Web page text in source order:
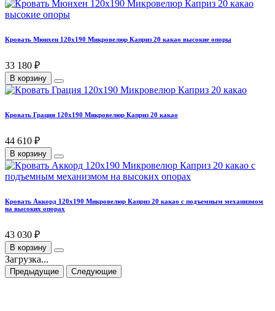
Кровать Мюнхен 120х190 Микровелюр Каприз 20 какао высокие опоры
33 180 ₽
В корзину
Кровать Грация 120х190 Микровелюр Каприз 20 какао
44 610 ₽
В корзину
Кровать Аккорд 120х190 Микровелюр Каприз 20 какао с подъемным механизмом
на высоких опорах
43 030 ₽
В корзину
Загрузка...
Предыдущие Следующие